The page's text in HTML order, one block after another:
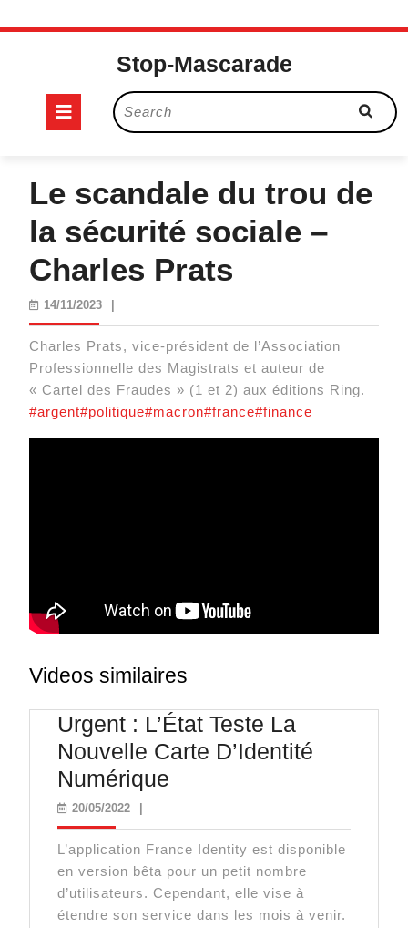
Skip
Stop-Mascarade
Open
Search
for:
Le scandale du trou de
la sécurité sociale –
Charles Prats
14/11/202314/11/2023
Charles Prats, vice-président de l’Association
Professionnelle des Magistrats et auteur de
« Cartel des Fraudes » (1 et 2) aux éditions Ring.
#argent#politique#macron#france#finance
Videos similaires
Urgent : L’État Teste La
Nouvelle Carte D’Identité
Numérique
L’État
Teste
La
Nouvelle
20/05/202220/05/2022
L’application France Identity est disponible
en version bêta pour un petit nombre
d’utilisateurs. Cependant, elle vise à
étendre son service dans les mois à venir.